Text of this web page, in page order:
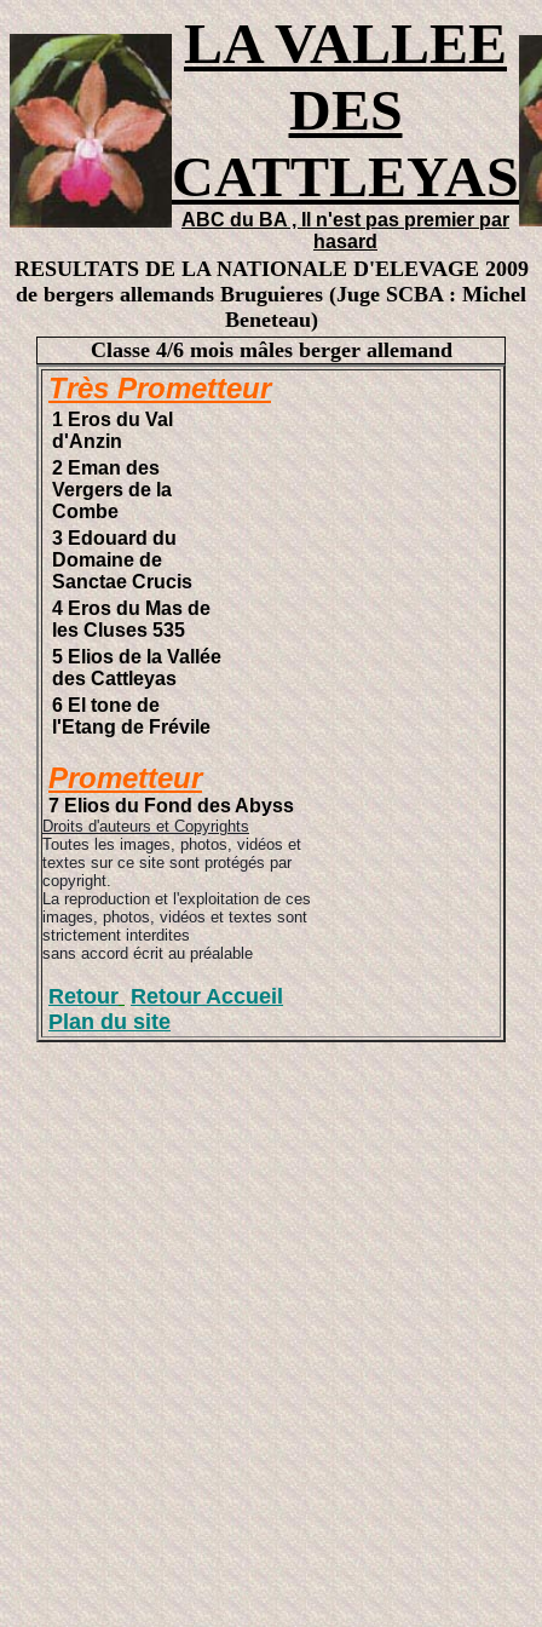
LA VALLEE
DES
CATTLEYAS
ABC du BA , Il n'est pas premier par
hasard
RESULTATS DE LA NATIONALE D'ELEVAGE 2009
de bergers allemands Bruguieres (Juge SCBA : Michel
Beneteau)
Classe 4/6 mois mâles berger allemand
Très Prometteur
1 Eros du Val
d'Anzin
2 Eman des
Vergers de la
Combe
3 Edouard du
Domaine de
Sanctae Crucis
4 Eros du Mas de
les Cluses 535
5 Elios de la Vallée
des Cattleyas
6 El tone de
l'Etang de Frévile
Prometteur
7 Elios du Fond des Abyss
Droits d'auteurs et Copyrights
Toutes les images, photos, vidéos et
textes sur ce site sont protégés par
copyright.
La reproduction et l'exploitation de ces
images, photos, vidéos et textes sont
strictement interdites
sans accord écrit au préalable
Retour Retour Accueil
Plan du site